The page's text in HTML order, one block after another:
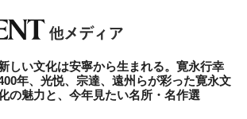
しい文化は安寧から生まれる。寛永行幸
年、光悦、宗達、遠州らが彩った寛永文
の魅力と、今年見たい名所・名作選